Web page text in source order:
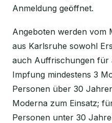
Anmeldung geöffnet.
Angeboten werden vom
aus Karlsruhe sowohl
auch Auffrischungen für
Impfung mindestens 3
Personen über 30
Moderna zum Einsatz;
Personen unter 30